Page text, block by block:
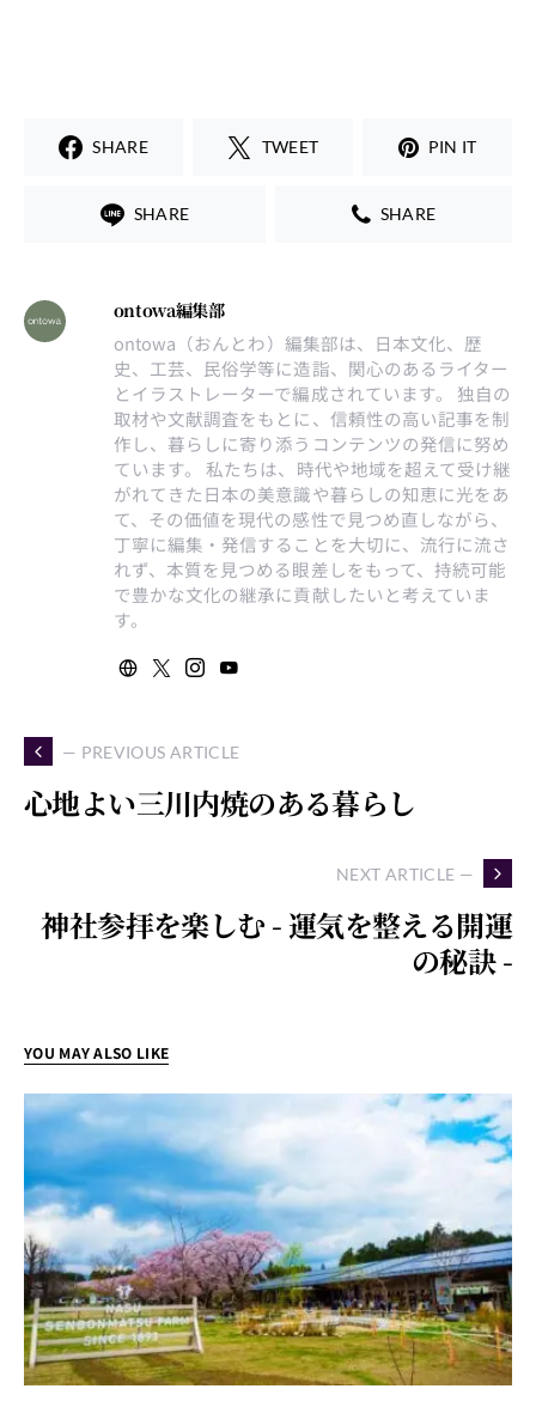
SHARE TWEET PIN IT
SHARE SHARE
ontowa編集部
ontowa（おんとわ）編集部は、日本文化、歴
史、工芸、民俗学等に造詣、関心のあるライター
とイラストレーターで編成されています。 独自の
取材や文献調査をもとに、信頼性の高い記事を制
作し、暮らしに寄り添うコンテンツの発信に努め
ています。 私たちは、時代や地域を超えて受け継
がれてきた日本の美意識や暮らしの知恵に光をあ
て、その価値を現代の感性で見つめ直しながら、
丁寧に編集・発信することを大切に、流行に流さ
れず、本質を見つめる眼差しをもって、持続可能
で豊かな文化の継承に貢献したいと考えていま
す。
— PREVIOUS ARTICLE
心地よい三川内焼のある暮らし
NEXT ARTICLE —
神社参拝を楽しむ - 運気を整える開運
の秘訣 -
YOU MAY ALSO LIKE